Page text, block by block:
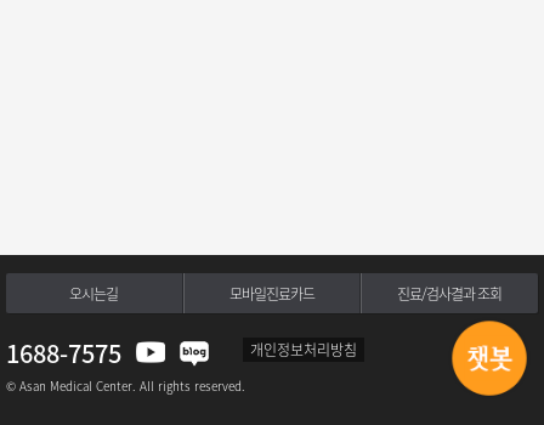
오시는길 모바일진료카드 진료/검사결과 조회
1688-7575 개인정보처리방침
© Asan Medical Center. All rights reserved.